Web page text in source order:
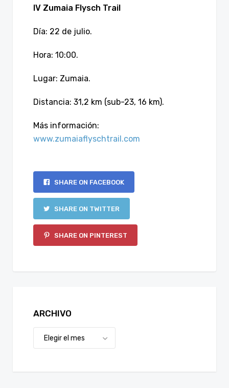
IV Zumaia Flysch Trail
Día: 22 de julio.
Hora: 10:00.
Lugar: Zumaia.
Distancia: 31,2 km (sub-23, 16 km).
Más información:
www.zumaiaflyschtrail.com
SHARE ON FACEBOOK
SHARE ON TWITTER
SHARE ON PINTEREST
ARCHIVO